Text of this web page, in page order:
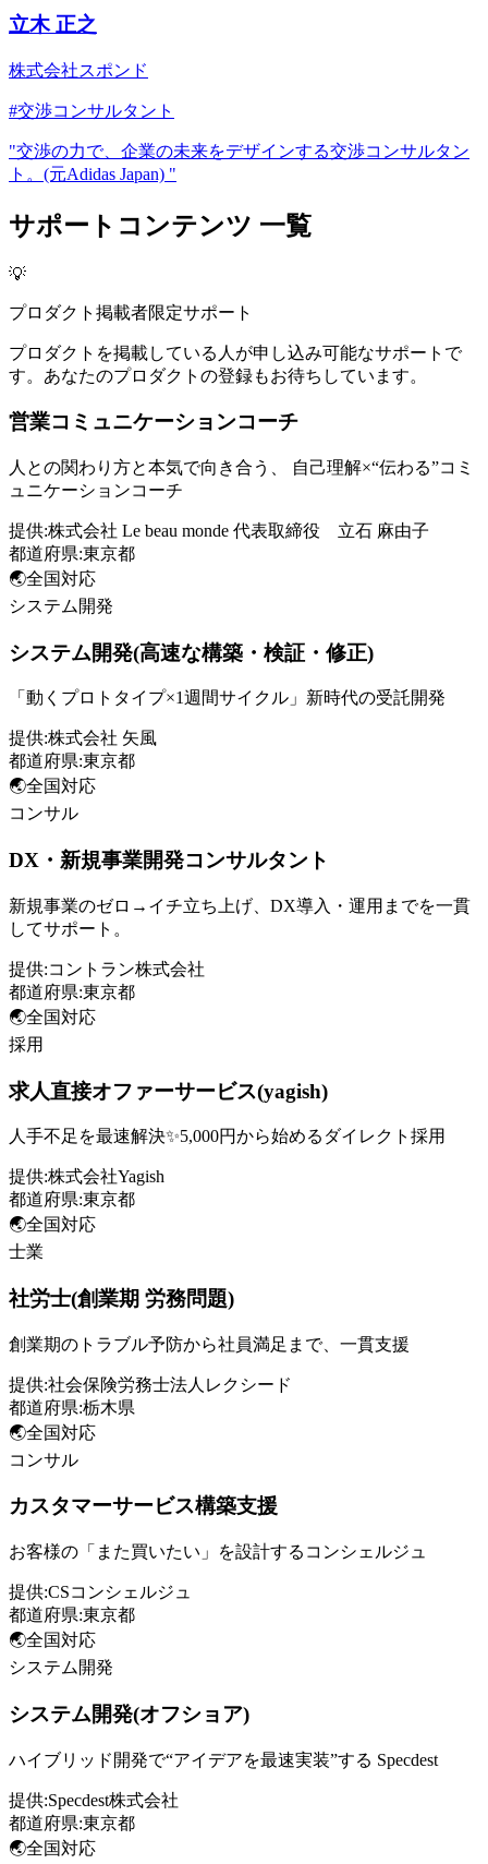
立木 正之
株式会社スポンド
#交渉コンサルタント
"交渉の力で、企業の未来をデザインする交渉コンサルタン
ト。(元Adidas Japan) "
サポートコンテンツ 一覧
💡
プロダクト掲載者限定サポート
プロダクトを掲載している人が申し込み可能なサポートで
す。あなたのプロダクトの登録もお待ちしています。
営業コミュニケーションコーチ
人との関わり方と本気で向き合う、 自己理解×“伝わる”コミ
ュニケーションコーチ
提供:株式会社 Le beau monde 代表取締役 立石 麻由子
都道府県:東京都
🌏全国対応
システム開発
システム開発(高速な構築・検証・修正)
「動くプロトタイプ×1週間サイクル」新時代の受託開発
提供:株式会社 矢風
都道府県:東京都
🌏全国対応
コンサル
DX・新規事業開発コンサルタント
新規事業のゼロ→イチ立ち上げ、DX導入・運用までを一貫
してサポート。
提供:コントラン株式会社
都道府県:東京都
🌏全国対応
採用
求人直接オファーサービス(yagish)
人手不足を最速解決✨5,000円から始めるダイレクト採用
提供:株式会社Yagish
都道府県:東京都
🌏全国対応
士業
社労士(創業期 労務問題)
創業期のトラブル予防から社員満足まで、一貫支援
提供:社会保険労務士法人レクシード
都道府県:栃木県
🌏全国対応
コンサル
カスタマーサービス構築支援
お客様の「また買いたい」を設計するコンシェルジュ
提供:CSコンシェルジュ
都道府県:東京都
🌏全国対応
システム開発
システム開発(オフショア)
ハイブリッド開発で“アイデアを最速実装”する Specdest
提供:Specdest株式会社
都道府県:東京都
🌏全国対応